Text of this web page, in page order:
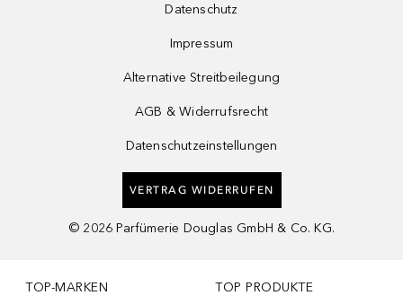
Datenschutz
Impressum
Alternative Streitbeilegung
AGB & Widerrufsrecht
Datenschutzeinstellungen
VERTRAG WIDERRUFEN
© 2026 Parfümerie Douglas GmbH & Co. KG.
TOP-MARKEN TOP PRODUKTE